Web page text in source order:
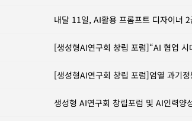
내달 11일, AI활용 프롬프트 디자이너
[생성형AI연구회 창립 포럼]“AI 협업
[생성형AI연구회 창립 포럼]엄열 과기
생성형 AI연구회 창립포럼 및 AI인력양